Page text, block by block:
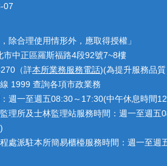
07
除合理使用情形外，應取得授權」
市中正區羅斯福路4段92號7~8樓
（詳本所業務服務電話)(為提升服務品
1999 查詢各項市政業務
週一至週五08:30～17:30(中午休息時間
理所及士林監理站服務時間：週一至週
處派駐本所簡易櫃檯服務時間：週一至